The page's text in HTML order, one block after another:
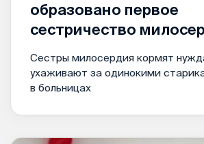
образовано первое
сестричество
Сестры милосердия кормят
ухаживают за одинокими
в больницах